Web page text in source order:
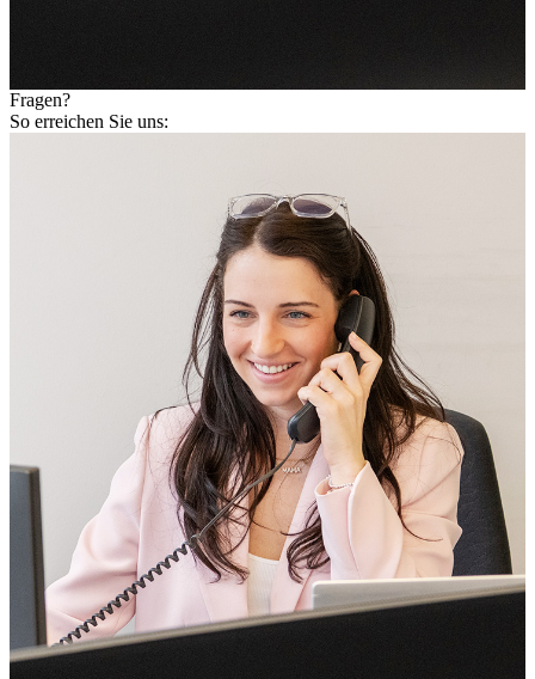
Fragen?
So erreichen Sie uns: